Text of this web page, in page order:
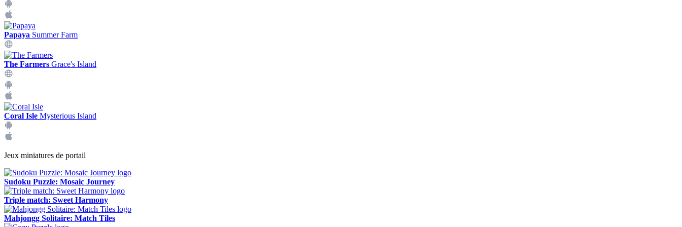
Papaya Summer Farm
The Farmers Grace's Island
Coral Isle Mysterious Island
Jeux miniatures de portail
Sudoku Puzzle: Mosaic Journey
Triple match: Sweet Harmony
Mahjongg Solitaire: Match Tiles